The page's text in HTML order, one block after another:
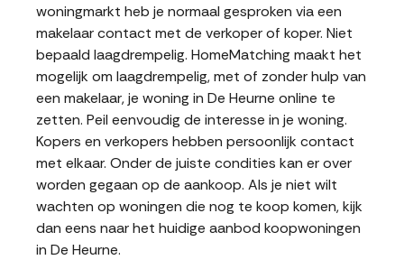
woningmarkt heb je normaal gesproken via een
makelaar contact met de verkoper of koper. Niet
bepaald laagdrempelig. HomeMatching maakt het
mogelijk om laagdrempelig, met of zonder hulp van
een makelaar, je woning in De Heurne online te
zetten. Peil eenvoudig de interesse in je woning.
Kopers en verkopers hebben persoonlijk contact
met elkaar. Onder de juiste condities kan er over
worden gegaan op de aankoop. Als je niet wilt
wachten op woningen die nog te koop komen, kijk
dan eens naar het huidige aanbod koopwoningen
in De Heurne.